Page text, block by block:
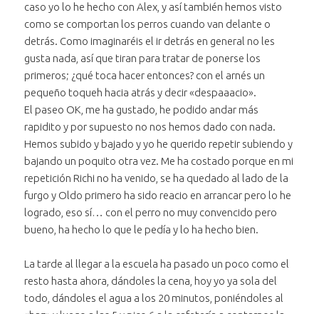
caso yo lo he hecho con Alex, y así también hemos visto
como se comportan los perros cuando van delante o
detrás. Como imaginaréis el ir detrás en general no les
gusta nada, así que tiran para tratar de ponerse los
primeros; ¿qué toca hacer entonces? con el arnés un
pequeño toqueh hacia atrás y decir «despaaacio».
El paseo OK, me ha gustado, he podido andar más
rapidito y por supuesto no nos hemos dado con nada.
Hemos subido y bajado y yo he querido repetir subiendo y
bajando un poquito otra vez. Me ha costado porque en mi
repetición Richi no ha venido, se ha quedado al lado de la
furgo y Oldo primero ha sido reacio en arrancar pero lo he
logrado, eso sí… con el perro no muy convencido pero
bueno, ha hecho lo que le pedía y lo ha hecho bien.
La tarde al llegar a la escuela ha pasado un poco como el
resto hasta ahora, dándoles la cena, hoy yo ya sola del
todo, dándoles el agua a los 20 minutos, poniéndoles al